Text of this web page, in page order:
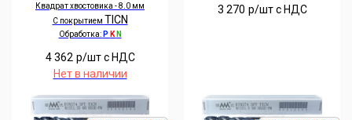
Квадрат хвостовика - 8.0 мм
С покрытием TICN
Обработка: P K N
4 362 р/шт c НДС
Нет в наличии
3 270 р/шт c НДС